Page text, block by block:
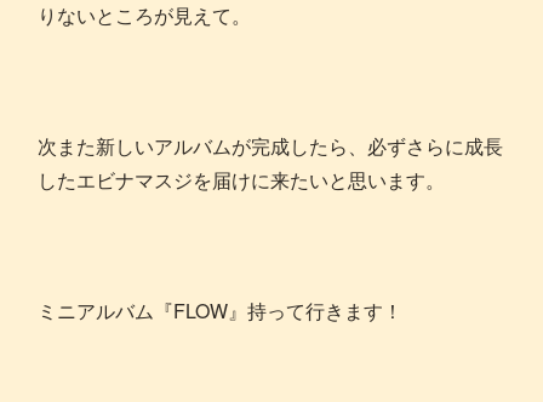
りないところが見えて。
次また新しいアルバムが完成したら、必ずさらに成長
したエビナマスジを届けに来たいと思います。
ミニアルバム『FLOW』持って行きます！